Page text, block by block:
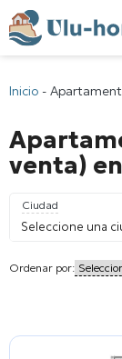
Inicio -
venta)
Ciudad
Seleccione una
Ordenar por: